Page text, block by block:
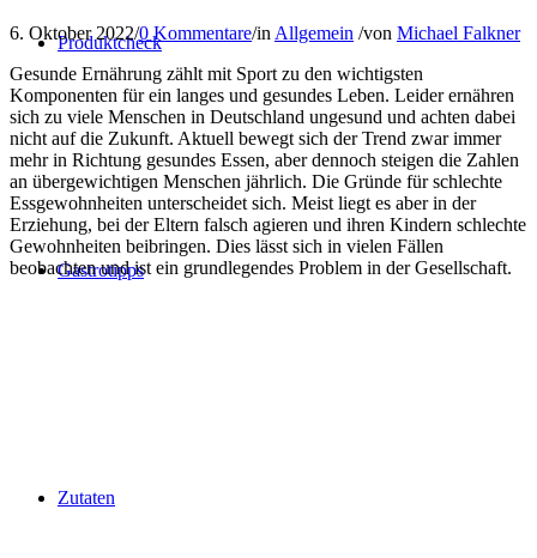
Produktcheck
Gastrotipps
Zutaten
6. Oktober 2022/0 Kommentare/in Allgemein /von Michael Falkner
Gesunde Ernährung zählt mit Sport zu den wichtigsten
Komponenten für ein langes und gesundes Leben. Leider ernähren
sich zu viele Menschen in Deutschland ungesund und achten dabei
nicht auf die Zukunft. Aktuell bewegt sich der Trend zwar immer
mehr in Richtung gesundes Essen, aber dennoch steigen die Zahlen
an übergewichtigen Menschen jährlich. Die Gründe für schlechte
Essgewohnheiten unterscheidet sich. Meist liegt es aber in der
Erziehung, bei der Eltern falsch agieren und ihren Kindern schlechte
Gewohnheiten beibringen. Dies lässt sich in vielen Fällen
beobachten und ist ein grundlegendes Problem in der Gesellschaft.